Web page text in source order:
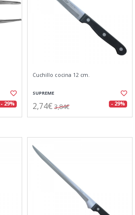
- 29%
Cuchillo cocina 12 cm.
SUPREME
2,74€ 3,84€ - 29%